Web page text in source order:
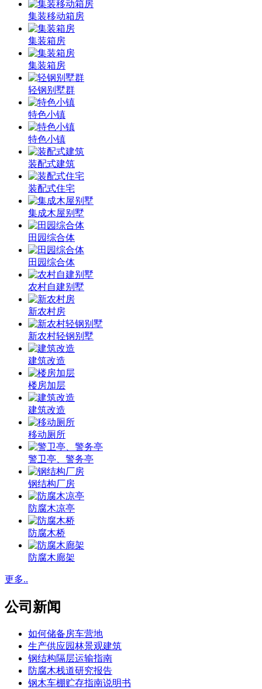
集装移动箱房
集装箱房
集装箱房
轻钢别墅群
特色小镇
特色小镇
装配式建筑
装配式住宅
集成木屋别墅
田园综合体
田园综合体
农村自建别墅
新农村房
新农村轻钢别墅
建筑改造
楼房加层
建筑改造
移动厕所
警卫亭、警务亭
钢结构厂房
防腐木凉亭
防腐木桥
防腐木廊架
更多..
公司新闻
如何储备房车营地
生产供应园林景观建筑
钢结构隔层运输指南
防腐木栈道研究报告
钢木车棚贮存指南说明书